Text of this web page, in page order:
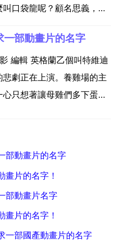
口袋龍呢？顧名思義，因
菲爾波特 喜歡鑽研的斯
熱衷運動的珠珠 嗜睡如
部動畫片的名字
編輯 英格蘭乙個叫特維迪
劇正在上演。養雞場的主
只想著讓母雞們多下蛋，
了，那她隨時就會召來末
部動畫片的名字
畫片的名字！
部動畫片名字
畫片的名字！
一部國產動畫片的名字